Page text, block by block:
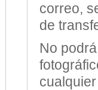
correo,
de
No